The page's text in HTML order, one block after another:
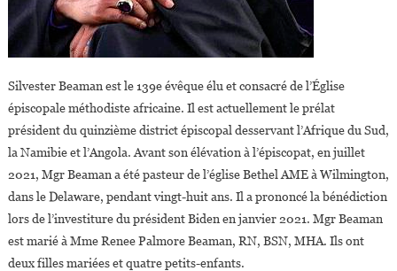
Silvester Beaman est le 139e évêque élu et consacré de l’Église
épiscopale méthodiste africaine. Il est actuellement le prélat
président du quinzième district épiscopal desservant l’Afrique du Sud,
la Namibie et l’Angola. Avant son élévation à l’épiscopat, en juillet
2021, Mgr Beaman a été pasteur de l’église Bethel AME à Wilmington,
dans le Delaware, pendant vingt-huit ans. Il a prononcé la bénédiction
lors de l’investiture du président Biden en janvier 2021. Mgr Beaman
est marié à Mme Renee Palmore Beaman, RN, BSN, MHA. Ils ont
deux filles mariées et quatre petits-enfants.